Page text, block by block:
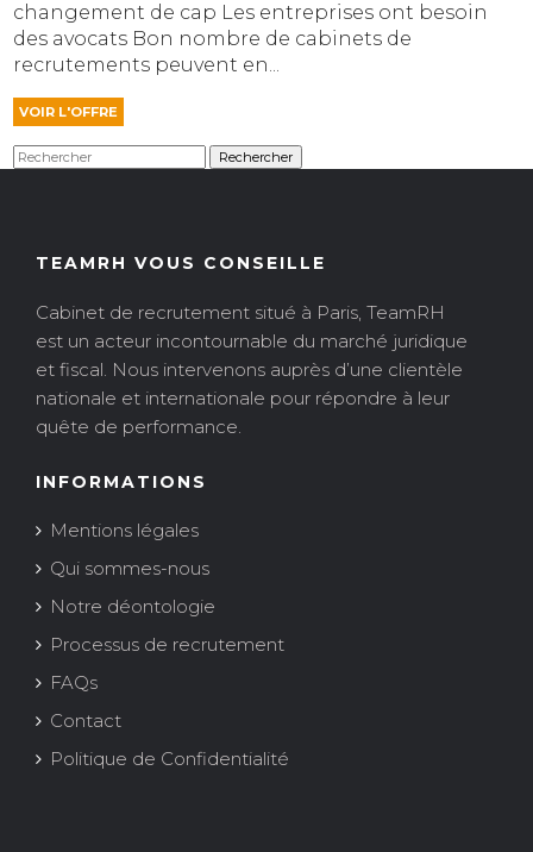
changement de cap Les entreprises ont besoin
des avocats Bon nombre de cabinets de
recrutements peuvent en...
VOIR L'OFFRE
Rechercher
TEAMRH VOUS CONSEILLE
Cabinet de recrutement situé à Paris, TeamRH
est un acteur incontournable du marché juridique
et fiscal. Nous intervenons auprès d’une clientèle
nationale et internationale pour répondre à leur
quête de performance.
INFORMATIONS
Mentions légales
Qui sommes-nous
Notre déontologie
Processus de recrutement
FAQs
Contact
Politique de Confidentialité